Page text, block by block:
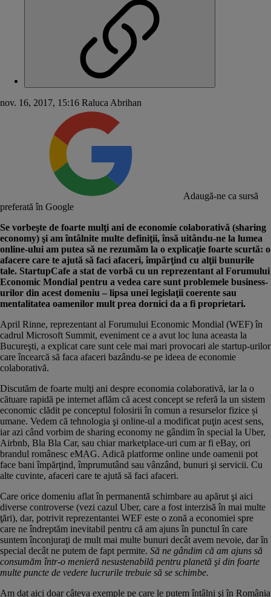
nov. 16, 2017, 15:16 Raluca Abrihan
Adaugă-ne ca sursă
preferată în Google
Se vorbeşte de foarte mulţi ani de economie colaborativă (sharing
economy) şi am întâlnite multe definiţii, însă uitându-ne la lumea
online-ului am putea să ne rezumăm la o explicaţie foarte scurtă: o
afacere care te ajută să faci afaceri, împărţind cu alţii bunurile
tale. StartupCafe a stat de vorbă cu un reprezentant al Forumului
Economic Mondial pentru a vedea care sunt problemele business-
urilor din acest domeniu – lipsa unei legislaţii coerente sau
mentalitatea oamenilor mult prea dornici da a fi proprietari.
April Rinne, reprezentant al Forumului Economic Mondial (WEF) în
cadrul Microsoft Summit, eveniment ce a avut loc luna aceasta la
Bucureşti, a explicat care sunt cele mai mari provocari ale startup-urilor
care încearcă să faca afaceri bazându-se pe ideea de economie
colaborativă.
Discutăm de foarte mulţi ani despre economia colaborativă, iar la o
cătuare rapidă pe internet aflăm că acest concept se referă la un sistem
economic clădit pe conceptul folosirii în comun a resurselor fizice și
umane. Vedem că tehnologia şi online-ul a modificat puţin acest sens,
iar azi când vorbim de sharing economy ne gândim în special la Uber,
Airbnb, Bla Bla Car, sau chiar marketplace-uri cum ar fi eBay, ori
brandul românesc eMAG. Adică platforme online unde oamenii pot
face bani împărţind, împrumutând sau vânzând, bunuri şi servicii. Cu
alte cuvinte, afaceri care te ajută să faci afaceri.
Care orice domeniu aflat în permanentă schimbare au apărut şi aici
diverse controverse (vezi cazul Uber, care a fost interzisă în mai multe
ţări), dar, potrivit reprezentantei WEF este o zonă a economiei spre
care ne îndreptăm inevitabil pentru că am ajuns în punctul în care
suntem înconjuraţi de mult mai multe bunuri decât avem nevoie, dar în
special decât ne putem de fapt permite. Să ne gândim că am ajuns să
consumăm într-o menieră nesustenabilă pentru planetă şi din foarte
multe puncte de vedere lucrurile trebuie să se schimbe.
Am dat aici doar câteva exemple pe care le putem întâlni şi în România